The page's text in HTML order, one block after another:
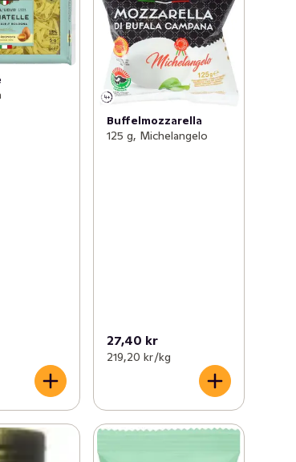
Buffelmozzarella
125 g, Michelangelo
27,40 kr
219,20 kr /kg